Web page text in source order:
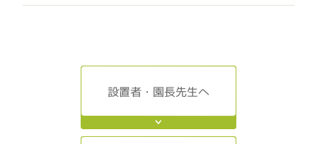
設置者・園長先生へ